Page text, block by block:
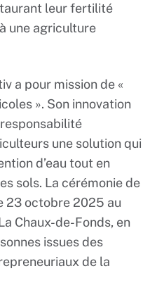
leur fertilité
une agriculture
a pour mission de «
». Son innovation
une solution qui
d’eau tout en
sols. La cérémonie de
23 octobre 2025 au
Chaux-de-Fonds, en
issues des
de la